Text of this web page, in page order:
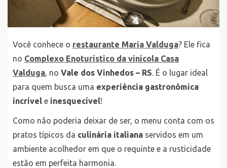
Você conhece o restaurante Maria Valduga? Ele fica
no Complexo Enoturístico da vinícola Casa
Valduga, no Vale dos Vinhedos – RS. É o lugar ideal
para quem busca uma experiência gastronômica
incrível e inesquecível!
Como não poderia deixar de ser, o menu conta com os
pratos típicos da culinária italiana servidos em um
ambiente acolhedor em que o requinte e a rusticidade
estão em perfeita harmonia.